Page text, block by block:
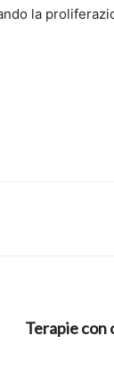
la
Terapie con